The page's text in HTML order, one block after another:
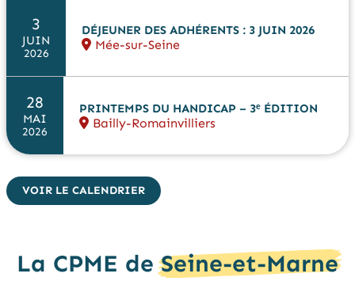
3
JUIN
2026
DÉJEUNER DES ADHÉRENTS : 3 JUIN 2026
Mée-sur-Seine
28
MAI
2026
PRINTEMPS DU HANDICAP – 3ᵉ ÉDITION
Bailly-Romainvilliers
VOIR LE CALENDRIER
La CPME deSeine-et-Marne